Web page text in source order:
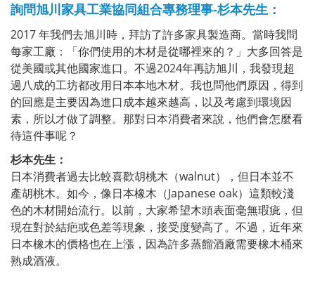
詢問旭川家具工業協同組合專務理事-杉本先生：
2017 年我們去旭川時，拜訪了許多家具製造商。當時我問
每家工廠：「你們使用的木材是從哪裡來的？」大多回答是
從美國或其他國家進口。不過2024年再訪旭川，我發現超
過八成的工坊都改用日本本地木材。我也問他們原因，得到
的回應是主要因為進口成本越來越高，以及考慮到環境因
素，所以才做了調整。那對日本消費者來說，他們會怎麼看
待這件事呢？
杉本先生：
日本消費者過去比較喜歡胡桃木（walnut），但日本並不
產胡桃木。如今，像日本橡木（Japanese oak）這類較淺
色的木材開始流行。以前，大家希望木頭表面毫無瑕疵，但
現在對於結疤或色差等現象，接受度變高了。不過，近年來
日本橡木的價格也在上漲，因為許多蒸餾酒廠需要橡木桶來
熟成酒液。